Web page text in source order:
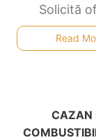
Solicită
Read
CAZAN